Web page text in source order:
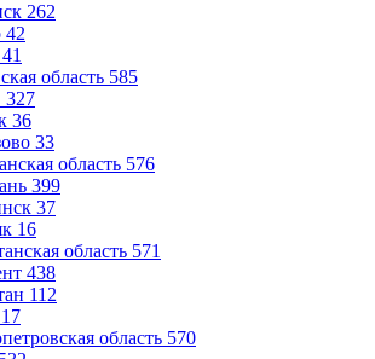
262
42
41
область 585
327
36
33
область 576
399
37
16
область 571
438
112
17
область 570